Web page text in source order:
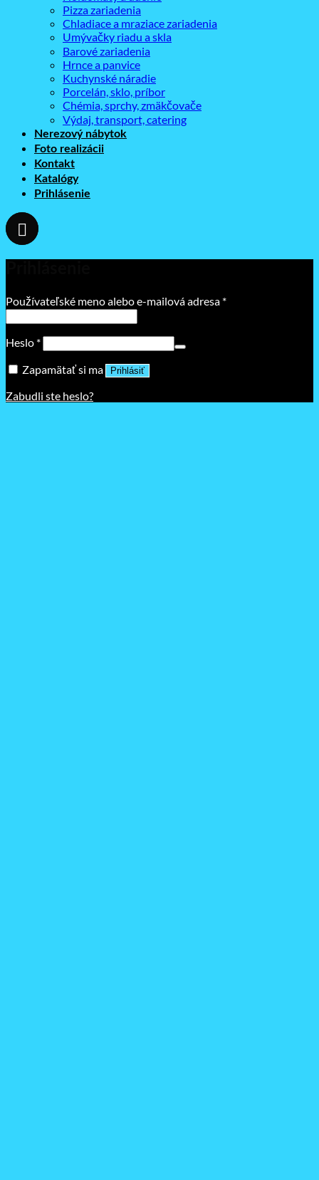
Pizza zariadenia
Chladiace a mraziace zariadenia
Umývačky riadu a skla
Barové zariadenia
Hrnce a panvice
Kuchynské náradie
Porcelán, sklo, príbor
Chémia, sprchy, zmäkčovače
Výdaj, transport, catering
Nerezový nábytok
Foto realizácii
Kontakt
Katalógy
Prihlásenie
Používateľské meno alebo e-mailová adresa *Povinné
Heslo *Povinné
Zapamätať si ma Prihlásiť
Zabudli ste heslo?